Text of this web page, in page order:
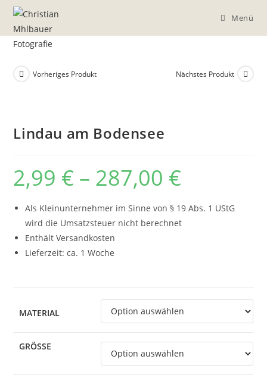
Zum
springen
Menü
Vorheriges Produkt Nächstes Produkt
Lindau am Bodensee
2,99 € – 287,00 €
Als Kleinunternehmer im Sinne von § 19 Abs. 1 UStG
wird die Umsatzsteuer nicht berechnet
Enthält Versandkosten
Lieferzeit: ca. 1 Woche
MATERIAL
GRÖSSE